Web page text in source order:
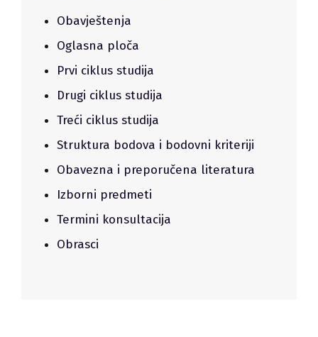
Obavještenja
Oglasna ploča
Prvi ciklus studija
Drugi ciklus studija
Treći ciklus studija
Struktura bodova i bodovni kriteriji
Obavezna i preporučena literatura
Izborni predmeti
Termini konsultacija
Obrasci